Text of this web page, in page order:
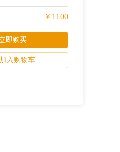
￥1100
即购买
加入购物车